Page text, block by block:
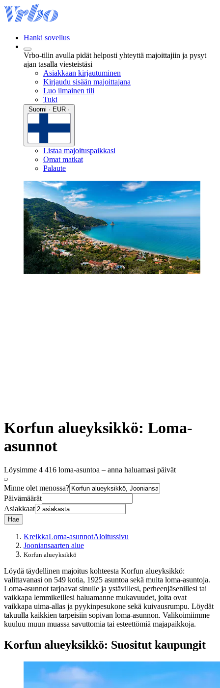
Hanki sovellus
Vrbo-tilin avulla pidät helposti yhteyttä majoittajiin ja pysyt
ajan tasalla viesteistäsi
Asiakkaan kirjautuminen
Kirjaudu sisään majoittajana
Luo ilmainen tili
Tuki
Listaa majoituspaikkasi
Omat matkat
Palaute
Korfun alueyksikkö: Loma-
asunnot
Löysimme 4 416 loma-asuntoa – anna haluamasi päivät
Minne olet menossa?
Päivämäärät
Asiakkaat
Hae
KreikkaLoma-asunnotAloitussivu
Jooniansaarten alue
Korfun alueyksikkö
Löydä täydellinen majoitus kohteesta Korfun alueyksikkö:
valittavanasi on 549 kotia, 1925 asuntoa sekä muita loma-asuntoja.
Loma-asunnot tarjoavat sinulle ja ystävillesi, perheenjäsenillesi tai
vaikkapa lemmikeillesi haluamanne mukavuudet, joita ovat
vaikkapa uima-allas ja pyykinpesukone sekä kuivausrumpu. Löydät
takuulla kaikkien tarpeisiin sopivan loma-asunnon. Valikoimiimme
kuuluu muun muassa savuttomia tai esteettömiä majapaikkoja.
Korfun alueyksikkö: Suositut kaupungit